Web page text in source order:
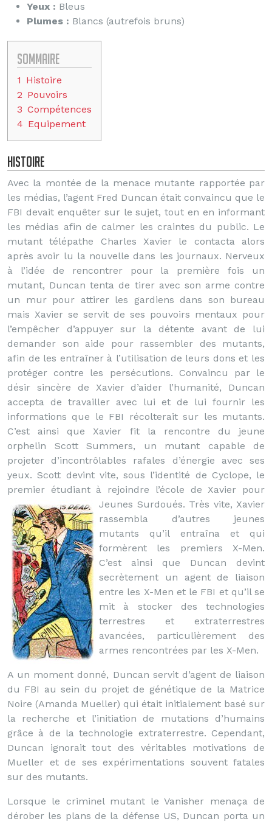
Yeux : Bleus
Plumes : Blancs (autrefois bruns)
Sommaire
1 Histoire
2 Pouvoirs
3 Compétences
4 Equipement
Histoire
Avec la montée de la menace mutante rapportée par
les médias, l’agent Fred Duncan était convaincu que le
FBI devait enquêter sur le sujet, tout en en informant
les médias afin de calmer les craintes du public. Le
mutant télépathe Charles Xavier le contacta alors
après avoir lu la nouvelle dans les journaux. Nerveux
à l’idée de rencontrer pour la première fois un
mutant, Duncan tenta de tirer avec son arme contre
un mur pour attirer les gardiens dans son bureau
mais Xavier se servit de ses pouvoirs mentaux pour
l’empêcher d’appuyer sur la détente avant de lui
demander son aide pour rassembler des mutants,
afin de les entraîner à l’utilisation de leurs dons et les
protéger contre les persécutions. Convaincu par le
désir sincère de Xavier d’aider l’humanité, Duncan
accepta de travailler avec lui et de lui fournir les
informations que le FBI récolterait sur les mutants.
C’est ainsi que Xavier fit la rencontre du jeune
orphelin Scott Summers, un mutant capable de
projeter d’incontrôlables rafales d’énergie avec ses
yeux. Scott devint vite, sous l’identité de Cyclope, le
premier étudiant à rejoindre l’école de Xavier pour
Jeunes Surdoués. Très vite, Xavier
rassembla d’autres jeunes
mutants qu’il entraîna et qui
formèrent les premiers X-Men.
C’est ainsi que Duncan devint
secrètement un agent de liaison
entre les X-Men et le FBI et qu’il se
mit à stocker des technologies
terrestres et extraterrestres
avancées, particulièrement des
armes rencontrées par les X-Men.
A un moment donné, Duncan servit d’agent de liaison
du FBI au sein du projet de génétique de la Matrice
Noire (Amanda Mueller) qui était initialement basé sur
la recherche et l’initiation de mutations d’humains
grâce à de la technologie extraterrestre. Cependant,
Duncan ignorait tout des véritables motivations de
Mueller et de ses expérimentations souvent fatales
sur des mutants.
Lorsque le criminel mutant le Vanisher menaça de
dérober les plans de la défense US, Duncan porta un